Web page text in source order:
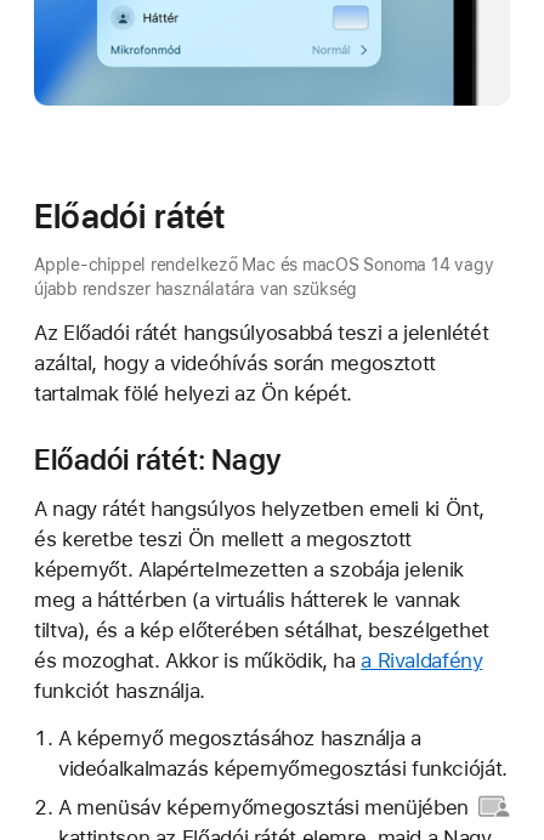
Előadói rátét
Apple-chippel rendelkező Mac és macOS Sonoma 14 vagy
újabb rendszer használatára van szükség
Az Előadói rátét hangsúlyosabbá teszi a jelenlétét
azáltal, hogy a videóhívás során megosztott
tartalmak fölé helyezi az Ön képét.
Előadói rátét: Nagy
A nagy rátét hangsúlyos helyzetben emeli ki Önt,
és keretbe teszi Ön mellett a megosztott
képernyőt. Alapértelmezetten a szobája jelenik
meg a háttérben (a virtuális hátterek le vannak
tiltva), és a kép előterében sétálhat, beszélgethet
és mozoghat. Akkor is működik, haa Rivaldafény
funkciót használja.
A képernyő megosztásához használja a
videóalkalmazás képernyőmegosztási funkcióját.
A menüsáv képernyőmegosztási menüjében